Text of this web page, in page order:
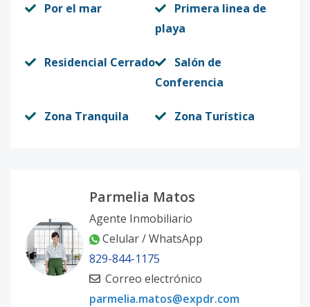
Por el mar
Primera linea de
playa
Residencial Cerrado
Salón de
Conferencia
Zona Tranquila Zona Turística
Parmelia Matos
Agente Inmobiliario
Celular / WhatsApp
829-844-1175
Correo electrónico
parmelia.matos@expdr.com